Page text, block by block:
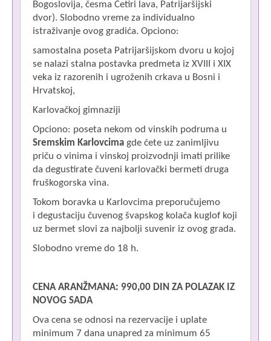
Bogoslovija, česma Četiri lava, Patrijaršijski
dvor). Slobodno vreme za individualno
istraživanje ovog gradića. Opciono:
samostalna poseta Patrijaršijskom dvoru u kojoj
se nalazi stalna postavka predmeta iz XVIII i XIX
veka iz razorenih i ugroženih crkava u Bosni i
Hrvatskoj,
Karlovačkoj gimnaziji
Opciono: poseta nekom od vinskih podruma u
Sremskim Karlovcima gde ćete uz zanimljivu
priču o vinima i vinskoj proizvodnji imati prilike
da degustirate čuveni karlovački bermeti druga
fruškogorska vina.
Tokom boravka u Karlovcima preporučujemo
i degustaciju čuvenog švapskog kolača kuglof koji
uz bermet slovi za najbolji suvenir iz ovog grada.
Slobodno vreme do 18 h.
CENA ARANŽMANA: 990,00 DIN ZA POLAZAK IZ
NOVOG SADA
Ova cena se odnosi na rezervacije i uplate
minimum 7 dana unapred za minimum 65